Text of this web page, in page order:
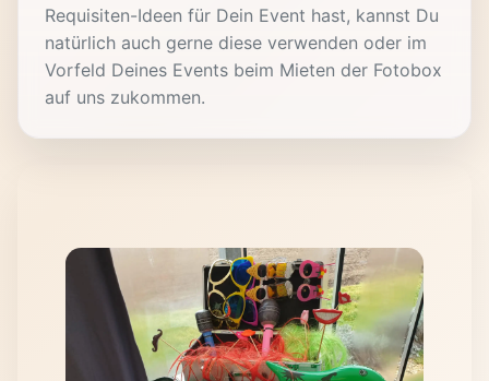
Requisiten-Ideen für Dein Event hast, kannst Du
natürlich auch gerne diese verwenden oder im
Vorfeld Deines Events beim Mieten der Fotobox
auf uns zukommen.